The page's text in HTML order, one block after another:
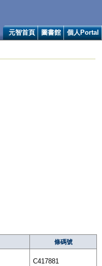
元智首頁 圖書館 個人Portal
條碼號
C417881